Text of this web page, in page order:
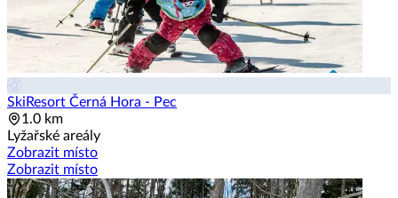
SkiResort Černá Hora - Pec
1.0 km
Lyžařské areály
Zobrazit místo
Zobrazit místo